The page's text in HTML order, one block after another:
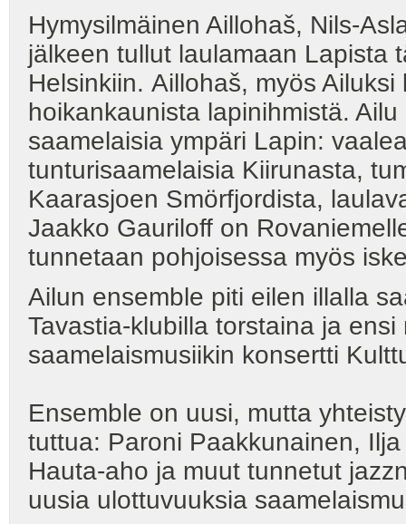
Hymysilmäinen Aillohaš, Nils-
jälkeen tullut laulamaan Lapista
Helsinkiin. Aillohaš, myös
hoikankaunista lapinihmistä.
saamelaisia ympäri Lapin:
tunturisaamelaisia Kiirunasta,
Kaarasjoen Smörfjordista,
Jaakko Gauriloff on
tunnetaan pohjoisessa myös
Ailun ensemble piti eilen illalla
Tavastia-klubilla torstaina ja
saamelaismusiikin konsertti
Ensemble on uusi, mutta
tuttua: Paroni Paakkunainen,
Hauta-aho ja muut tunnetut
uusia ulottuvuuksia